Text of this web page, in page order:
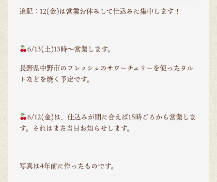
追記：12(金)は営業お休みして仕込みに集中します！
6/13(土)13時〜営業します。
長野県中野市のフレッシュのサワーチェリーを使ったタル
トなどを焼く予定です。
6/12(金)は、仕込みが間に合えば15時ごろから営業しま
す。それはまた当日お知らせします。
写真は4年前に作ったものです。